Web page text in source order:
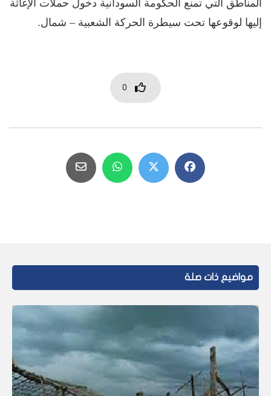
المناطق التي تمنع الحكومة السودانية دخول حملات الإغاثة
إليها لوقوعها تحت سيطرة الحركة الشعبية – شمال.
0
مواضيع ذات صلة